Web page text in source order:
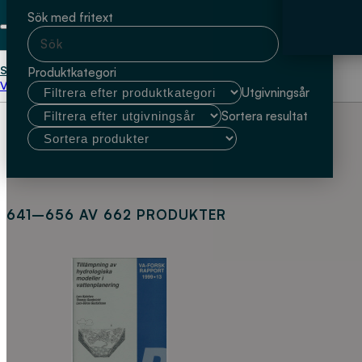
Start Forskningsrapporter
Välj kundtyp
Sök med fritext
Produktkategori
Utgivningsår
Sortera resultat
641–656 AV 662 PRODUKTER